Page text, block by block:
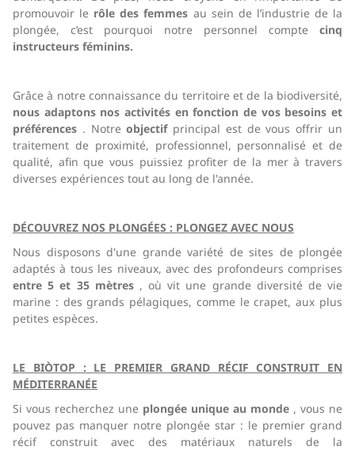
promouvoir le rôle des femmes au sein de l’industrie de la
plongée, c’est pourquoi notre personnel compte cinq
instructeurs féminins.
Grâce à notre connaissance du territoire et de la biodiversité,
nous adaptons nos activités en fonction de vos besoins et
préférences . Notreobjectifprincipal est de vous offrir un
traitement de proximité, professionnel, personnalisé et de
qualité, afin que vous puissiez profiter de la mer à travers
diverses expériences tout au long de l'année.
DÉCOUVREZ NOS PLONGÉES : PLONGEZ AVEC NOUS
Nous disposons d'une grande variété de sites de plongée
adaptés à tous les niveaux, avec des profondeurs comprises
entre 5 et 35 mètres, où vit une grande diversité de vie
marine : des grands pélagiques, comme le crapet, aux plus
petites espèces.
LE BIÒTOP : LE PREMIER GRAND RÉCIF CONSTRUIT EN
MÉDITERRANÉE
Si vous recherchez une plongée unique au monde , vous ne
pouvez pas manquer notre plongée star : le premier grand
récif construit avec des matériaux naturels de la